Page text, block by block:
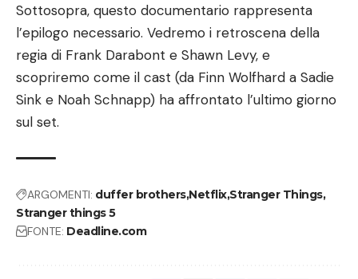
Sottosopra, questo documentario rappresenta
l’epilogo necessario. Vedremo i retroscena della
regia di Frank Darabont e Shawn Levy, e
scopriremo come il cast (da Finn Wolfhard a Sadie
Sink e Noah Schnapp) ha affrontato l’ultimo giorno
sul set.
ARGOMENTI: duffer brothersNetflixStranger Things
Stranger things 5
FONTE: Deadline.com